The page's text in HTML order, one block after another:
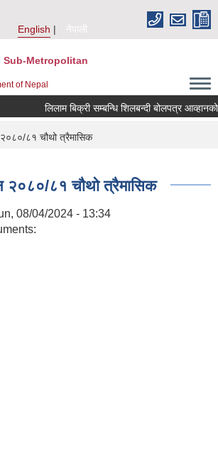
English
नेपाली
Sub-Metropolitan
of Nepal
लिलाम बिक्री सम्बन्धि शिलबन्दी
८१ चौथो त्रैमासिक
२०८०/८१ चौथो त्रैमासिक
08/04/2024 - 13:34